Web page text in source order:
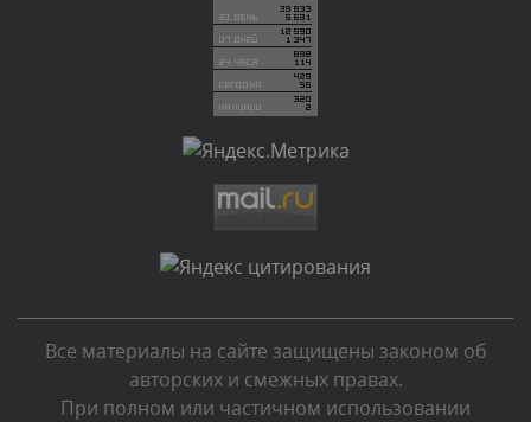
Комментарий проверяется
Текст комментария будет виден после проверки
администратором.
Текст комментария будет виден после проверки
администратором.
Комментарий проверяется
Текст комментария будет виден после проверки
Все материалы на сайте защищены законом об
авторских и смежных правах.
При полном или частичном использовании